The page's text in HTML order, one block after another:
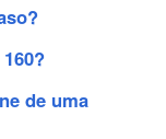
de uma